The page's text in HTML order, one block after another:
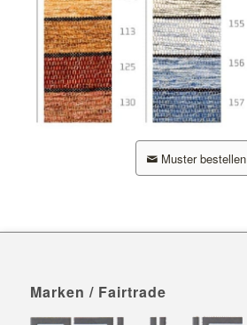
Muster bestellen
Marken / Fairtrade